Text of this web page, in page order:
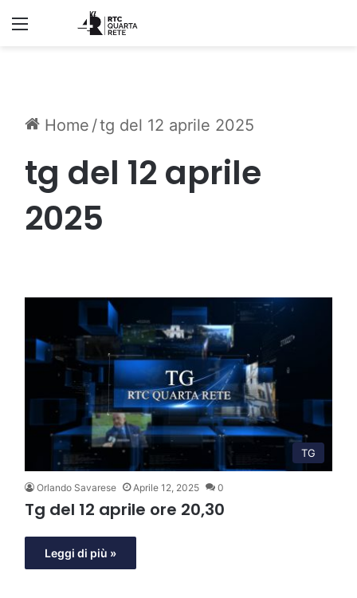
Home /tg del 12 aprile 2025
tg del 12 aprile
2025
TG
Orlando Savarese Aprile 12, 2025 0
Tg del 12 aprile ore 20,30
Leggi di più »